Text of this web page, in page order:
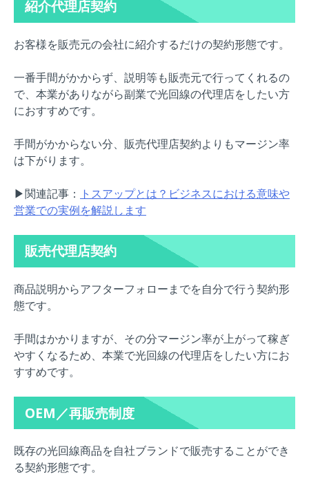
紹介代理店契約
お客様を販売元の会社に紹介するだけの契約形態です。
一番手間がかからず、説明等も販売元で行ってくれるの
で、本業がありながら副業で光回線の代理店をしたい方
におすすめです。
手間がかからない分、販売代理店契約よりもマージン率
は下がります。
▶︎関連記事： トスアップとは？ビジネスにおける意味や
営業での実例を解説します
販売代理店契約
商品説明からアフターフォローまでを自分で行う契約形
態です。
手間はかかりますが、その分マージン率が上がって稼ぎ
やすくなるため、本業で光回線の代理店をしたい方にお
すすめです。
OEM／再販売制度
既存の光回線商品を自社ブランドで販売することができ
る契約形態です。